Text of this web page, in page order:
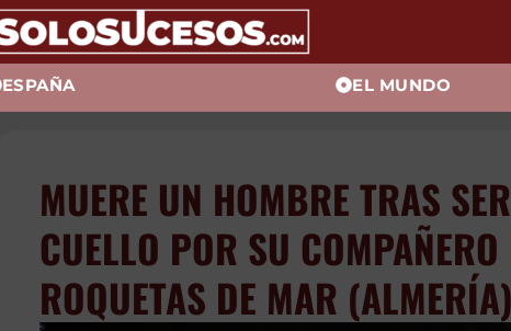
ESPAÑA EL MUNDO
MUERE UN HOMBRE TRAS
CUELLO POR SU
ROQUETAS DE MAR (ALMERÍA)